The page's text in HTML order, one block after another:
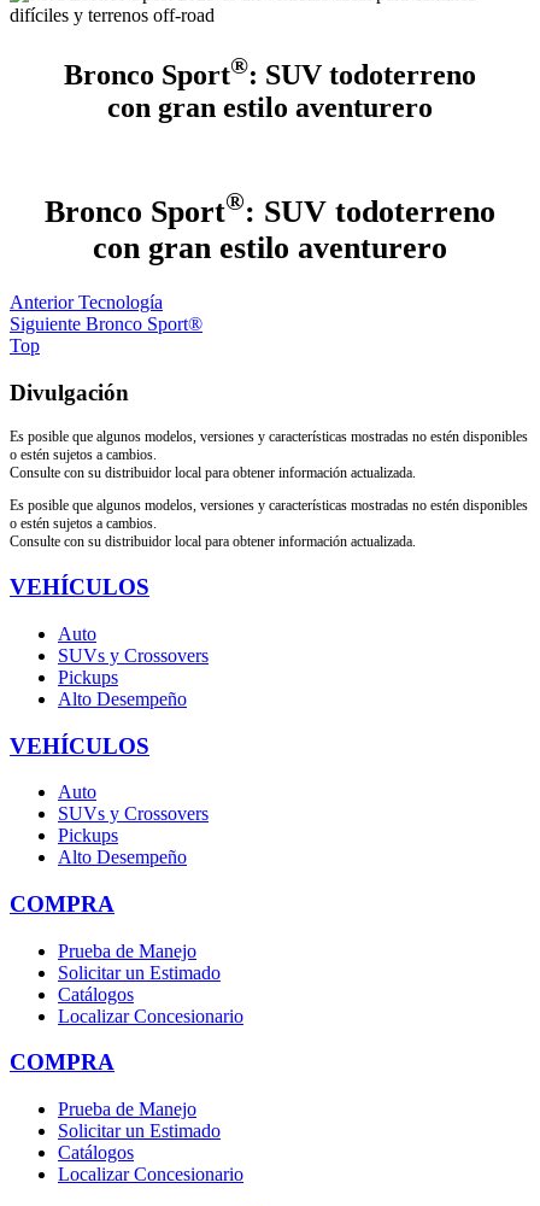
Bronco Sport®: SUV todoterreno
con gran estilo aventurero
Bronco Sport®: SUV todoterreno
con gran estilo aventurero
Anterior Tecnología
Siguiente Bronco Sport®
Top
Divulgación
Es posible que algunos modelos, versiones y características mostradas no estén disponibles
o estén sujetos a cambios.
Consulte con su distribuidor local para obtener información actualizada.
Es posible que algunos modelos, versiones y características mostradas no estén disponibles
o estén sujetos a cambios.
Consulte con su distribuidor local para obtener información actualizada.
VEHÍCULOS
Auto
SUVs y Crossovers
Pickups
Alto Desempeño
VEHÍCULOS
Auto
SUVs y Crossovers
Pickups
Alto Desempeño
COMPRA
Prueba de Manejo
Solicitar un Estimado
Catálogos
Localizar Concesionario
COMPRA
Prueba de Manejo
Solicitar un Estimado
Catálogos
Localizar Concesionario